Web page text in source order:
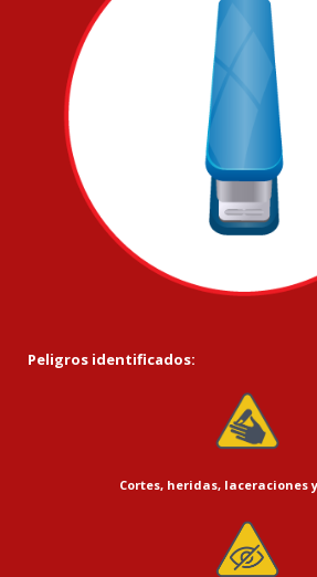
Peligros identificados:
Cortes, heridas, laceraciones